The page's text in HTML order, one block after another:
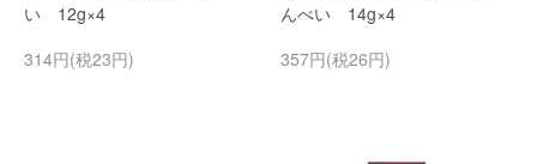
い 12g×4
314円(税23円)
んべい 14g×4
357円(税26円)